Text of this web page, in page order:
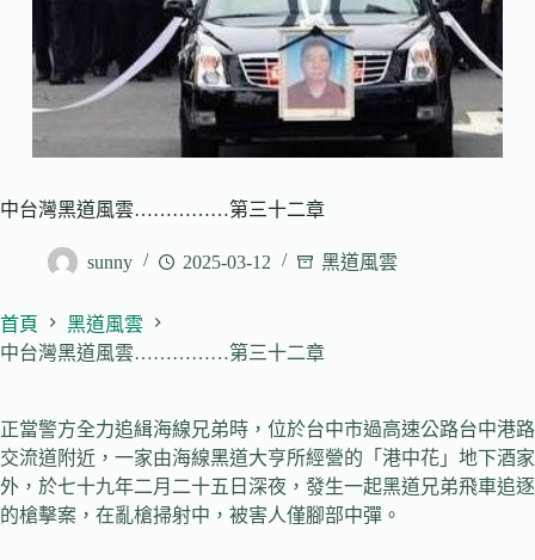
中台灣黑道風雲……………第三十二章
sunny 2025-03-12 黑道風雲
首頁
黑道風雲
中台灣黑道風雲……………第三十二章
正當警方全力追緝海線兄弟時，位於台中市過高速公路台中港路
交流道附近，一家由海線黑道大亨所經營的「港中花」地下酒家
外，於七十九年二月二十五日深夜，發生一起黑道兄弟飛車追逐
的槍擊案，在亂槍掃射中，被害人僅腳部中彈。